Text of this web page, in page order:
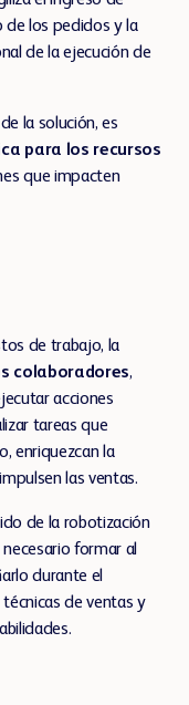
de los pedidos y la
de la ejecución de
la solución, es
para los recursos
que impacten
de trabajo, la
colaboradores,
acciones
tareas que
enriquezcan la
las ventas.
de la robotización
formar al
durante el
de ventas y